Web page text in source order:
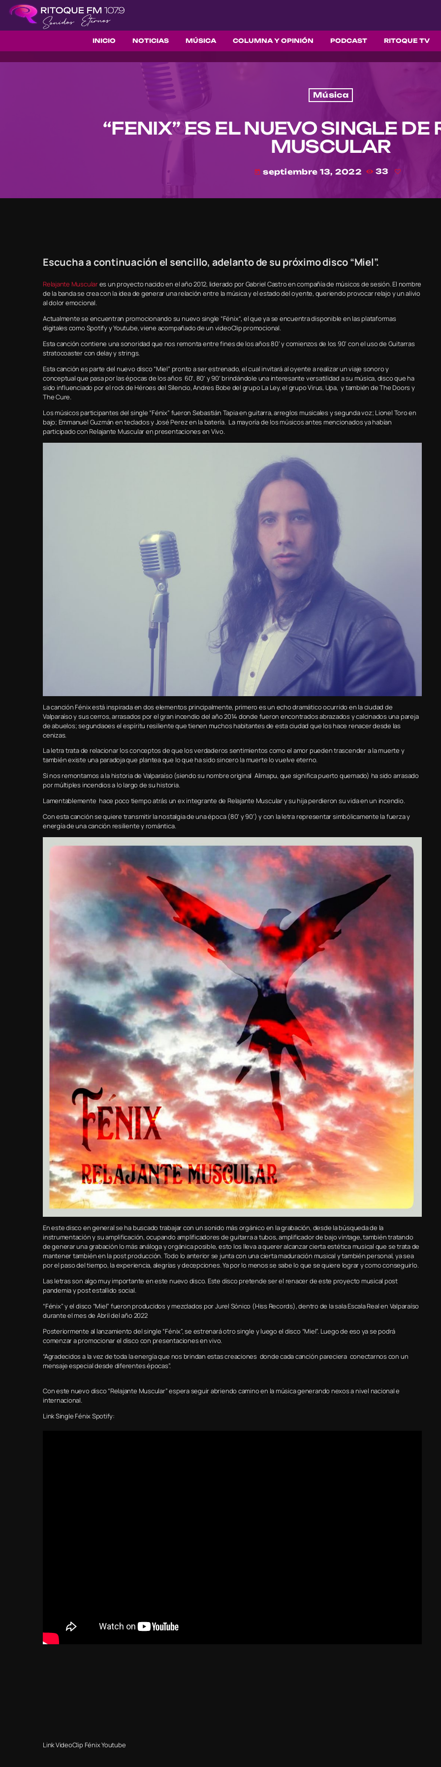
INICIO NOTICIAS MÚSICA COLUMNA Y OPINIÓN PODCAST RITOQUE TV
Música
“FENIX” ES EL NUEVO SINGLE
MUSCULAR
today septiembre 13, 2022 33
Escucha a continuación el sencillo, adelanto de su próximo disco “Miel”.
Relajante Musculares un proyecto nacido en el año 2012, liderado por Gabriel Castro en compañía de músicos de sesión. El nombre
de la banda se crea con la idea de generar una relación entre la música y el estado del oyente, queriendo provocar relajo y un alivio
al dolor emocional.
Actualmente se encuentran promocionando su nuevo single “Fénix“, el que ya se encuentra disponible en las plataformas
digitales como Spotify y Youtube, viene acompañado de un videoClip promocional.
Esta canción contiene una sonoridad que nos remonta entre fines de los años 80’ y comienzos de los 90’ con el uso de Guitarras
stratocoaster con delay y strings.
Esta canción es parte del nuevo disco “Miel” pronto a ser estrenado, el cual invitará al oyente a realizar un viaje sonoro y
conceptual que pasa por las épocas de los años 60′, 80′ y 90′ brindándole una interesante versatilidad a su música, disco que ha
sido influenciado por el rock de Héroes del Silencio, Andres Bobe del grupo La Ley, el grupo Virus, Upa, y también de The Doors y
The Cure.
Los músicos participantes del single “Fénix” fueron Sebastián Tapia en guitarra, arreglos musicales y segunda voz; Lionel Toro en
bajo; Emmanuel Guzmán en teclados y José Perez en la batería. La mayoría de los músicos antes mencionados ya habían
participado con Relajante Muscular en presentaciones en Vivo.
La canción Fénix está inspirada en dos elementos principalmente, primero es un echo dramático ocurrido en la ciudad de
Valparaíso y sus cerros, arrasados por el gran incendio del año 2014 donde fueron encontrados abrazados y calcinados una pareja
de abuelos; segundaoes el espíritu resiliente que tienen muchos habitantes de esta ciudad que los hace renacer desde las
cenizas.
La letra trata de relacionar los conceptos de que los verdaderos sentimientos como el amor pueden trascender a la muerte y
también existe una paradoja que plantea que lo que ha sido sincero la muerte lo vuelve eterno.
Si nos remontamos a la historia de Valparaíso (siendo su nombre original Alimapu, que significa puerto quemado) ha sido arrasado
por múltiples incendios a lo largo de su historia.
Lamentablemente hace poco tiempo atrás un ex integrante de Relajante Muscular y su hija perdieron su vida en un incendio.
Con esta canción se quiere transmitir la nostalgia de una época (80’ y 90’) y con la letra representar simbólicamente la fuerza y
energía de una canción resiliente y romántica.
En este disco en general se ha buscado trabajar con un sonido más orgánico en la grabación, desde la búsqueda de la
instrumentación y su amplificación, ocupando amplificadores de guitarra a tubos, amplificador de bajo vintage, también tratando
de generar una grabación lo más análoga y orgánica posible, esto los lleva a querer alcanzar cierta estética musical que se trata de
mantener también en la post producción. Todo lo anterior se junta con una cierta maduración musical y también personal, ya sea
por el paso del tiempo, la experiencia, alegrías y decepciones. Ya por lo menos se sabe lo que se quiere lograr y como conseguirlo.
Las letras son algo muy importante en este nuevo disco. Este disco pretende ser el renacer de este proyecto musical post
pandemia y post estallido social.
“Fénix” y el disco “Miel” fueron producidos y mezclados por Jurel Sónico (Hiss Records), dentro de la sala Escala Real en Valparaíso
durante el mes de Abril del año 2022
Posteriormente al lanzamiento del single “Fénix”, se estrenará otro single y luego el disco “Miel”. Luego de eso ya se podrá
comenzar a promocionar el disco con presentaciones en vivo.
“Agradecidos a la vez de toda la energía que nos brindan estas creaciones donde cada canción pareciera conectarnos con un
mensaje especial desde diferentes épocas”.
Con este nuevo disco “Relajante Muscular” espera seguir abriendo camino en la música generando nexos a nivel nacional e
internacional.
Link Single Fénix Spotify:
Link VideoClip Fénix Youtube